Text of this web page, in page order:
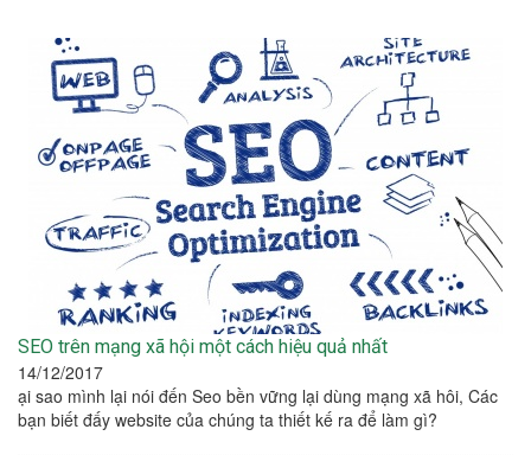
SEO trên mạng xã hội một cách hiệu quả nhất
14/12/2017
ại sao mình lại nói đến Seo bền vững lại dùng mạng xã hôi, Các
bạn biết đấy website của chúng ta thiết kế ra để làm gì?